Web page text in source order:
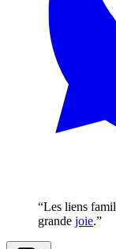
“Les liens
grande joie.”